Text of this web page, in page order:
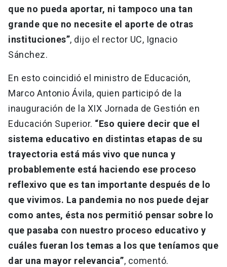
que no pueda aportar, ni tampoco una tan
grande que no necesite el aporte de otras
instituciones”, dijo el rector UC, Ignacio
Sánchez.
En esto coincidió el ministro de Educación,
Marco Antonio Ávila, quien participó de la
inauguración de la XIX Jornada de Gestión en
Educación Superior. “Eso quiere decir que el
sistema educativo en distintas etapas de su
trayectoria está más vivo que nunca y
probablemente está haciendo ese proceso
reflexivo que es tan importante después de lo
que vivimos. La pandemia no nos puede dejar
como antes, ésta nos permitió pensar sobre lo
que pasaba con nuestro proceso educativo y
cuáles fueran los temas a los que teníamos que
dar una mayor relevancia”, comentó.